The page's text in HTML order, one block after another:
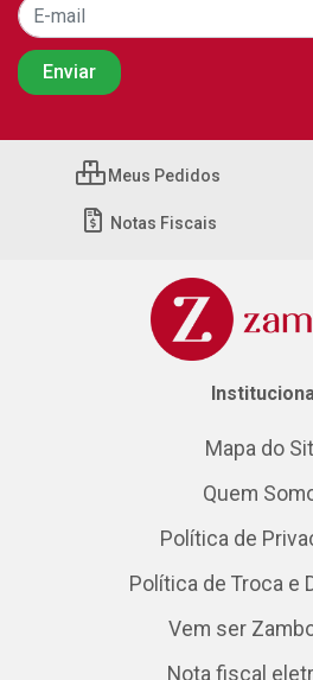
Meus Pedidos
Notas Fiscais
Mapa do
Quem
Política de
Política de Troca e
Vem ser
Nota fiscal